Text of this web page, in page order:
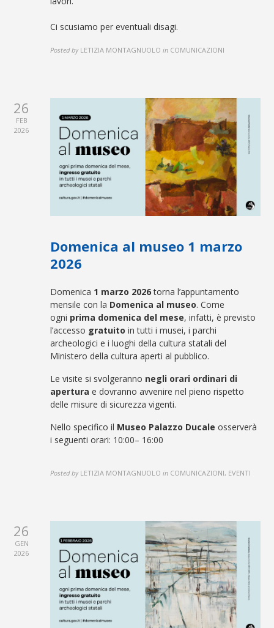
Ci scusiamo per eventuali disagi.
Posted by LETIZIA MONTAGNUOLO in COMUNICAZIONI
26
FEB
2026
Domenica al museo 1 marzo
2026
Domenica 1 marzo 2026torna l’appuntamento
mensile con la Domenica al museo. Come
ogni prima domenica del mese, infatti, è previsto
l’accesso gratuitoin tutti i musei, i parchi
archeologici e i luoghi della cultura statali del
Ministero della cultura aperti al pubblico.
Le visite si svolgeranno negli orari ordinari di
apertura e dovranno avvenire nel pieno rispetto
delle misure di sicurezza vigenti.
Nello specifico il Museo Palazzo Ducale osserverà
i seguenti orari: 10:00– 16:00
Posted by LETIZIA MONTAGNUOLO in COMUNICAZIONI, EVENTI
26
GEN
2026